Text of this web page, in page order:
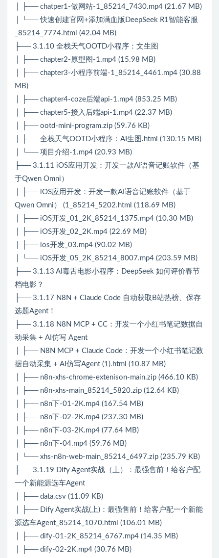
│ ├── chatper1-做网站-1_85214_7430.mp4 (21.67 MB)
│ └── 快速创建官网+添加满血版DeepSeek R1智能客服
_85214_7774.html (42.04 MB)
├── 3.1.10 全栈天气OOTD小程序：文生图
│ ├── chapter2-原型图-1.mp4 (15.98 MB)
│ ├── chapter3-小程序前端-1_85214_4461.mp4 (30.88
MB)
│ ├── chapter4-coze后端api-1.mp4 (853.25 MB)
│ ├── chapter5-接入后端api-1.mp4 (22.37 MB)
│ ├── ootd-mini-program.zip (59.76 KB)
│ ├── 全栈天气OOTD小程序：AI生图.html (130.15 MB)
│ └── 项目介绍-1.mp4 (20.93 MB)
├── 3.1.11 iOS应用开发：开发一款AI语音记账软件（基
于Qwen Omni）
│ ├── iOS应用开发：开发一款AI语音记账软件（基于
Qwen Omni） (1_85214_5202.html (118.69 MB)
│ ├── iOS开发_01_2K_85214_1375.mp4 (10.30 MB)
│ ├── iOS开发_02_2K.mp4 (22.69 MB)
│ ├── ios开发_03.mp4 (90.02 MB)
│ └── iOS开发_05_2K_85214_8007.mp4 (203.59 MB)
├── 3.1.13 AI毒舌电影小程序：DeepSeek 如何评价春节
档电影？
├── 3.1.17 N8N + Claude Code 自动获取B站热榜、保存
选题Agent！
├── 3.1.18 N8N MCP + CC：开发一个小红书笔记数据自
动采集 + AI仿写 Agent
│ ├── N8N MCP + Claude Code：开发一个小红书笔记数
据自动采集 + AI仿写Agent (1).html (10.87 MB)
│ ├── n8n-xhs-chrome-extenison-main.zip (466.10 KB)
│ ├── n8n-xhs-main_85214_5820.zip (12.64 KB)
│ ├── n8n下-01-2K.mp4 (167.54 MB)
│ ├── n8n下-02-2K.mp4 (237.30 MB)
│ ├── n8n下-03-2K.mp4 (77.64 MB)
│ ├── n8n下-04.mp4 (59.76 MB)
│ └── xhs-n8n-web-main_85214_6497.zip (235.79 KB)
├── 3.1.19 Dify Agent实战（上）：最强售前！给客户配
一个新能源选车Agent
│ ├── data.csv (11.09 KB)
│ ├── Dify Agent实战(上)：最强售前！给客户配一个新能
源选车Agent_85214_1070.html (106.01 MB)
│ ├── dify-01-2K_85214_6767.mp4 (14.35 MB)
│ ├── dify-02-2K.mp4 (30.76 MB)